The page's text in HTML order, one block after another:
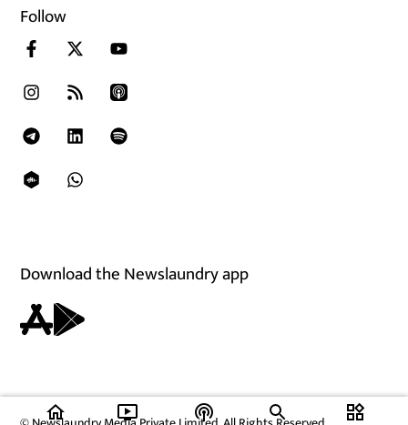
Follow
Download the Newslaundry app
home ondemand_video podcasts widgets